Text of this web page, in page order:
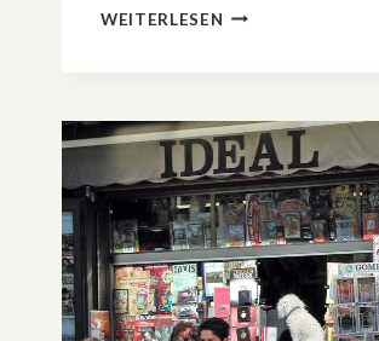
WEITERLESEN SHORTSTORY: